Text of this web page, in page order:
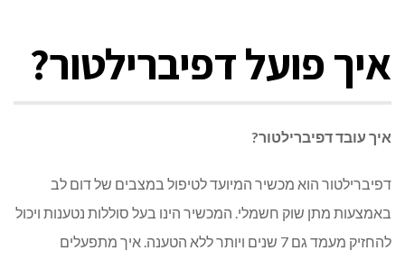
איך פועל דפיברילטור?
איך עובד דפיברילטור?
דפיברילטור הוא מכשיר המיועד לטיפול במצבים של דום לב
באמצעות מתן שוק חשמלי. המכשיר הינו בעל סוללות נטענות ויכול
להחזיק מעמד גם 7 שנים ויותר ללא הטענה. איך מתפעלים